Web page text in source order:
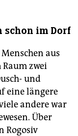
schon im Dorf
aus
Raum zwei
und
eine längere
andere war
Über
Rogosiv